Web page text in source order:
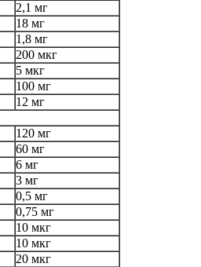
2,1 мг
18 мг
1,8 мг
200 мкг
5 мкг
100 мг
12 мг
120 мг
60 мг
6 мг
3 мг
0,5 мг
0,75 мг
10 мкг
10 мкг
20 мкг